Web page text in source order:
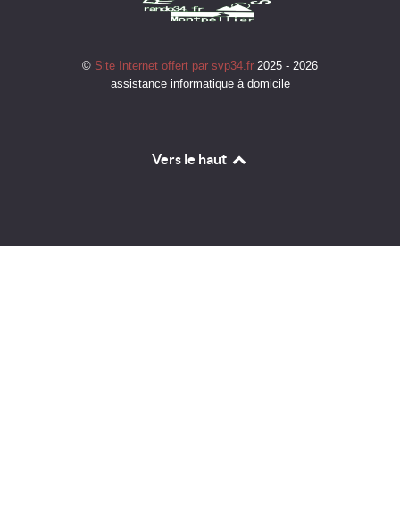
© Site Internet offert par svp34.fr 2025 - 2026
assistance informatique à domicile
Vers le haut